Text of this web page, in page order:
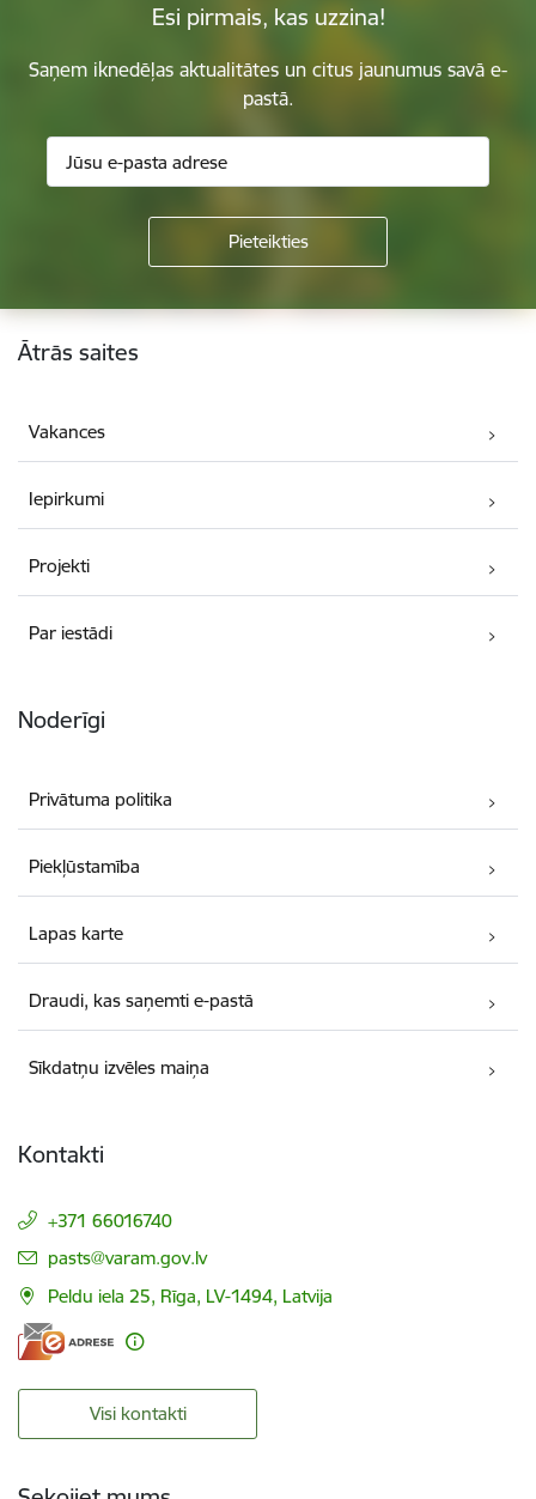
Esi pirmais, kas uzzina!
Saņem iknedēļas aktualitātes un citus jaunumus savā e-
pastā.
Kājene
Ātrās saites
Vakances
Iepirkumi
Projekti
Par iestādi
Noderīgi
Privātuma politika
Piekļūstamība
Lapas karte
Draudi, kas saņemti e-pastā
Sīkdatņu izvēles maiņa
Kontakti
+371 66016740
E-pasts:
pasts@varam.gov.lv
Peldu iela 25, Rīga, LV-1494, Latvija
Visi kontakti